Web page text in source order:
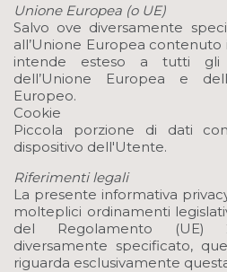
Unione Europea (o UE)
Salvo ove diversamente
all’Unione Europea
intende esteso a tutti gli
dell’Unione Europea e
Europeo.
Cookie
Piccola porzione di dati
dispositivo dell'Utente.
Riferimenti legali
La presente informativa
molteplici ordinamenti
del Regolamento (UE)
diversamente specificato,
riguarda esclusivamente